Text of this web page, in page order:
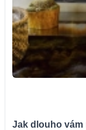
Jak dlouho